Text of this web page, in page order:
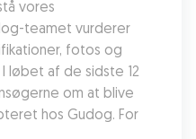
vores
teamet vurderer
fotos og
løbet af de sidste 12
om at blive
hos Gudog. For